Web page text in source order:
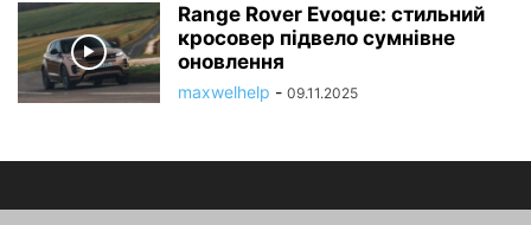
Range Rover Evoque: стильний
кросовер підвело сумнівне
оновлення
maxwelhelp - 09.11.2025